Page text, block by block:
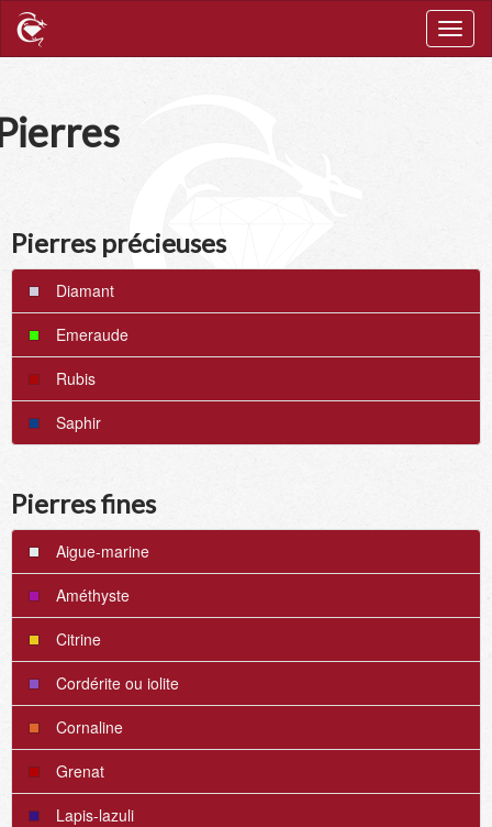
cHome
Pierres précieuses
Diamant
Emeraude
Rubis
Saphir
Pierres fines
Aigue-marine
Améthyste
Citrine
Cordérite ou iolite
Cornaline
Grenat
Lapis-lazuli